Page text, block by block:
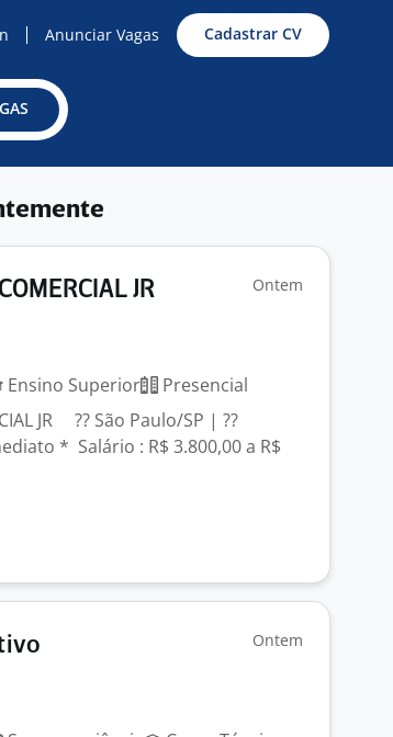
Anunciar Vagas Cadastrar CV
JR Ontem
Ensino Superior
Presencial
JR ?? São Paulo/SP | ??
* Salário : R$ 3.800,00 a R$
Ontem